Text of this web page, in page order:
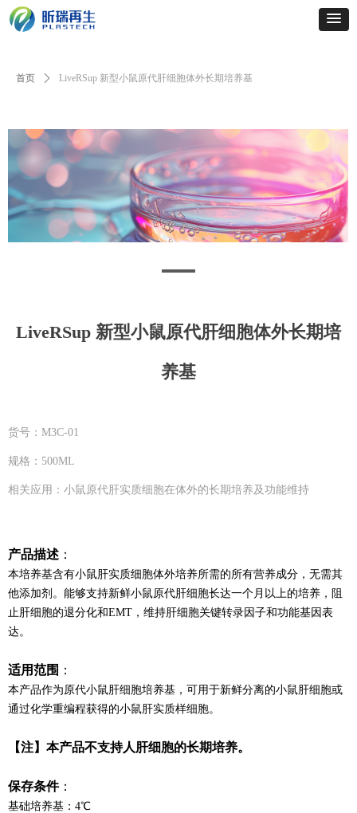
首页 ꄲ LiveRSup 新型小鼠原代肝细胞体外长期培养基
LiveRSup 新型小鼠原代肝细胞体外长期培
养基
货号：M3C-01
规格：500ML
相关应用：小鼠原代肝实质细胞在体外的长期培养及功能维持
产品描述 ：
本培养基含有小鼠肝实质细胞体外培养所需的所有营养成分，无需其
他添加剂。能够支持新鲜小鼠原代肝细胞长达一个月以上的培养，阻
止肝细胞的退分化和EMT ，维持肝细胞关键转录因子和功能基因表
达。
适用范围 ：
本产品作为原代小鼠肝细胞培养基，可用于新鲜分离的小鼠肝细胞或
通过化学重编程获得的小鼠肝实质样细胞。
【注】 本产品不支持人肝细胞的长期培养。
保存条件：
基础培养基： 4℃